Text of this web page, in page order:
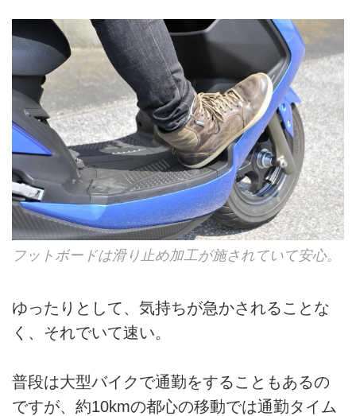
フットボードは滑り止め加工が施されていて安心。
ゆったりとして、気持ちが急かされることな
く、それでいて速い。
普段は大型バイクで通勤をすることもあるの
ですが、約10kmの都心の移動では通勤タイム